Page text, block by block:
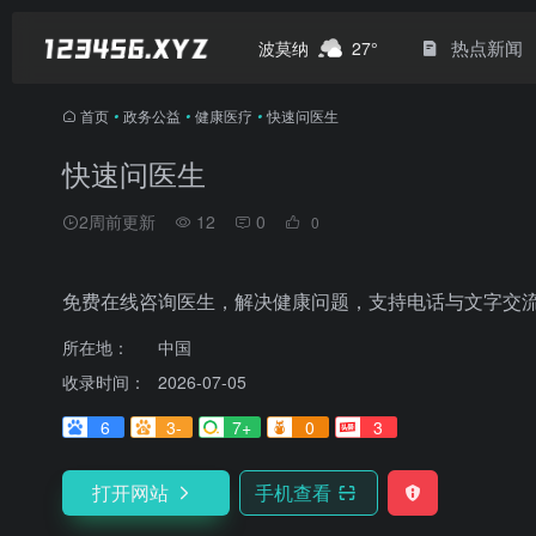
波莫纳 27° 热点新闻
首页 • 政务公益 • 健康医疗 • 快速问医生
快速问医生
2周前更新 12 0 0
免费在线咨询医生，解决健康问题，支持电话与文字交流
所在地：
中国
收录时间：
2026-07-05
6
3- 7+ 0 3
打开网站 手机查看